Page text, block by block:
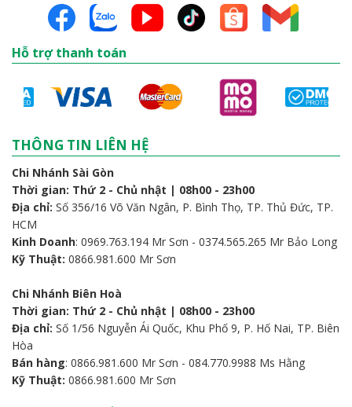
Hỗ trợ thanh toán
THÔNG TIN LIÊN HỆ
Chi Nhánh Sài Gòn
Thời gian: Thứ 2 - Chủ nhật | 08h00 - 23h00
Địa chỉ: Số 356/16 Võ Văn Ngân, P. Bình Thọ, TP. Thủ Đức, TP.
HCM
Kinh Doanh: 0969.763.194 Mr Sơn - 0374.565.265 Mr Bảo Long
Kỹ Thuật: 0866.981.600 Mr Sơn
Chi Nhánh Biên Hoà
Thời gian: Thứ 2 - Chủ nhật | 08h00 - 23h00
Địa chỉ: Số 1/56 Nguyễn Ái Quốc, Khu Phố 9, P. Hố Nai, TP. Biên
Hòa
Bán hàng: 0866.981.600 Mr Sơn - 084.770.9988 Ms Hằng
Kỹ Thuật: 0866.981.600 Mr Sơn